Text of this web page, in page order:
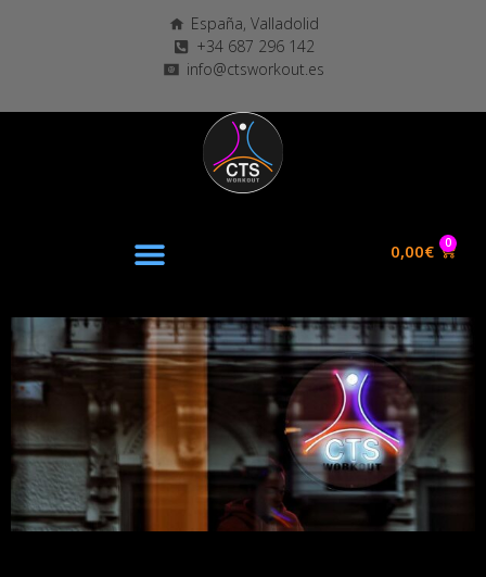
España, Valladolid
+34 687 296 142
info@ctsworkout.es
0,00€ 0
CONTACTO